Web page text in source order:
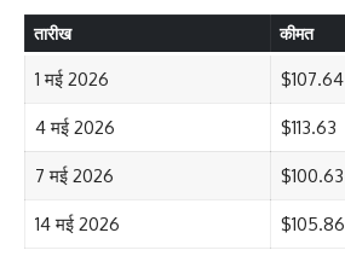
तारीख कीमत
1 मई 2026 $107.64
4 मई 2026 $113.63
7 मई 2026 $100.63
14 मई 2026 $105.86